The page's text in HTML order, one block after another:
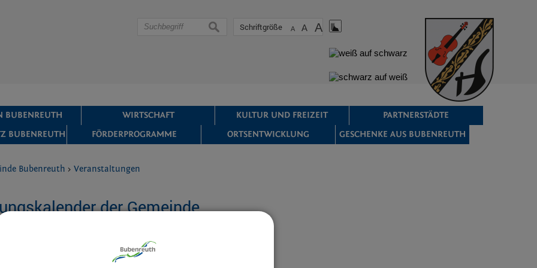
Schriftgröße A A A
suchen
BUBENREUTH WIRTSCHAFT KULTUR UND FREIZEIT
PARTNERSTÄDTE
BUBENREUTH FÖRDERPROGRAMME ORTSENTWICKLUNG GESCHENKE AUS BUBENREUTH
Bubenreuth >Veranstaltungen
der Gemeinde
sommerlicher Grillabend